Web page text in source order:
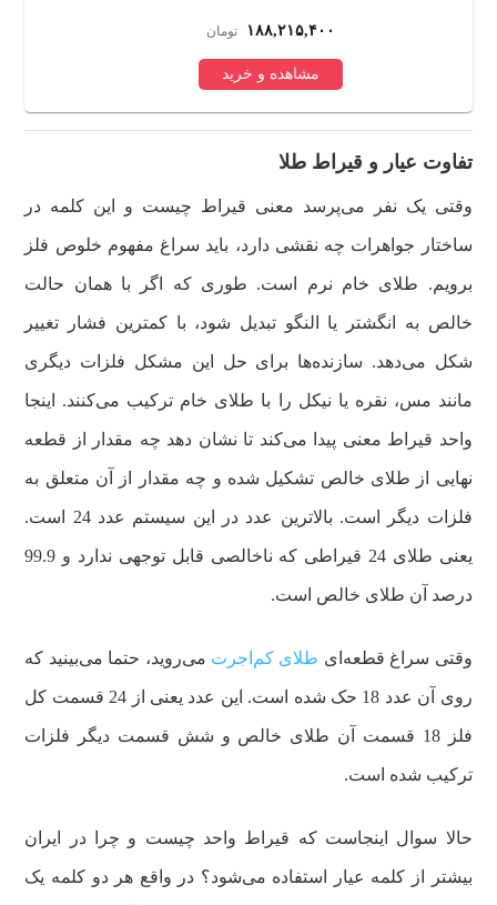
۱۸۸,۵۸۷,۰۰۰ تومان
مشاهده و خرید
تفاوت عیار و قیراط طلا
وقتی یک نفر می‌پرسد معنی قیراط چیست و این کلمه در
ساختار جواهرات چه نقشی دارد، باید سراغ مفهوم خلوص فلز
برویم. طلای خام نرم است. طوری که اگر با همان حالت
خالص به انگشتر یا النگو تبدیل شود، با کمترین فشار تغییر
شکل می‌دهد. سازنده‌ها برای حل این مشکل فلزات دیگری
مانند مس، نقره یا نیکل را با طلای خام ترکیب می‌کنند. اینجا
واحد قیراط معنی پیدا می‌کند تا نشان دهد چه مقدار از قطعه
نهایی از طلای خالص تشکیل شده و چه مقدار از آن متعلق به
فلزات دیگر است. بالاترین عدد در این سیستم عدد 24 است.
یعنی طلای 24 قیراطی که ناخالصی قابل توجهی ندارد و 99.9
درصد آن طلای خالص است.
وقتی سراغ قطعه‌ای طلای کم‌اجرت می‌روید، حتما می‌بینید که
روی آن عدد 18 حک شده است. این عدد یعنی از 24 قسمت کل
فلز 18 قسمت آن طلای خالص و شش قسمت دیگر فلزات
ترکیب شده است.
حالا سوال اینجاست که قیراط واحد چیست و چرا در ایران
بیشتر از کلمه عیار استفاده می‌شود؟ در واقع هر دو کلمه یک